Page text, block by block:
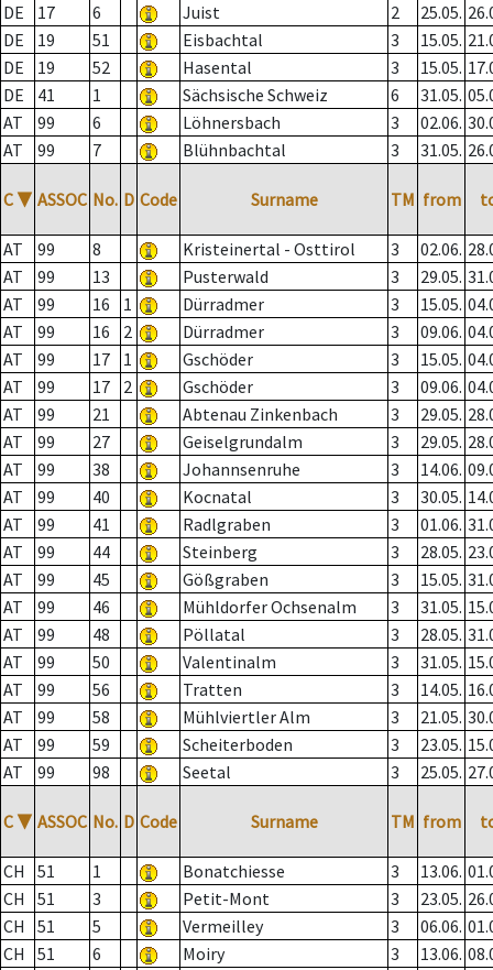
DE 17 6 Juist 2 25.05.
DE
19 51 Eisbachtal 3 15.05.
DE
19 52 Hasental 3 15.05.
DE
41 1 Sächsische Schweiz 6 31.05.
AT
99 6 Löhnersbach 3 02.06.
AT
99 7 Blühnbachtal 3 31.05.
C ▼ ASSOC No. D Code Surname TM from
AT 99 8 Kristeinertal - Osttirol 3 02.06.
AT
99 13 Pusterwald 3 29.05.
AT
99 16 1 Dürradmer 3 15.05.
AT
99 16 2 Dürradmer 3 09.06.
AT
99 17 1 Gschöder 3 15.05.
AT
99 17 2 Gschöder 3 09.06.
AT
99 21 Abtenau Zinkenbach 3 29.05.
AT
99 27 Geiselgrundalm 3 29.05.
AT
99 38 Johannsenruhe 3 14.06.
AT
99 40 Kocnatal 3 30.05.
AT
99 41 Radlgraben 3 01.06.
AT
99 44 Steinberg 3 28.05.
AT
99 45 Gößgraben 3 15.05.
AT
99 46 Mühldorfer Ochsenalm 3 31.05.
AT
99 48 Pöllatal 3 28.05.
AT
99 50 Valentinalm 3 31.05.
AT
99 56 Tratten 3 14.05.
AT
99 58 Mühlviertler Alm 3 21.05.
AT
99 59 Scheiterboden 3 23.05.
AT
99 98 Seetal 3 25.05.
C ▼ ASSOC No. D Code Surname TM from
CH 51 1 Bonatchiesse 3 13.06.
CH
51 3 Petit-Mont 3 23.05.
CH
51 5 Vermeilley 3 06.06.
CH
51 6 Moiry 3 13.06.